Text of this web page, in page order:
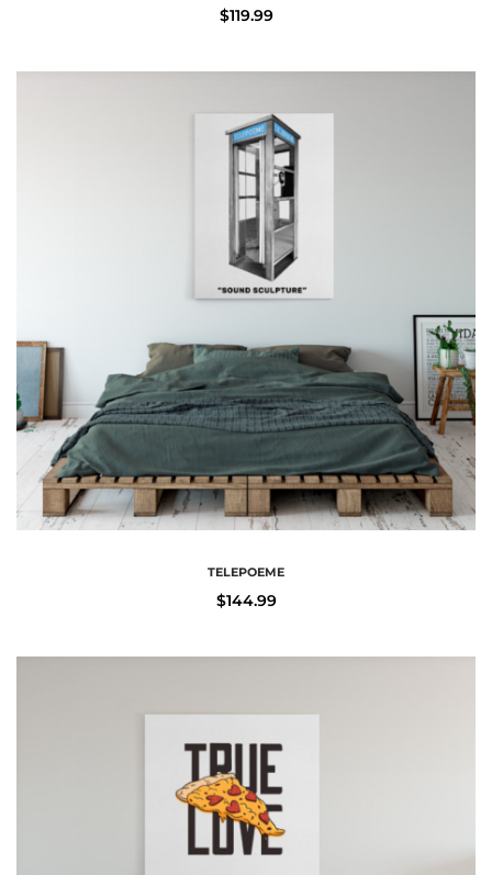
$119.99
TELEPOEME
$144.99